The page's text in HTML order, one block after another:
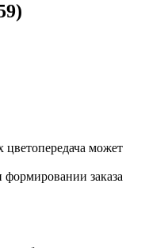
может
заказа